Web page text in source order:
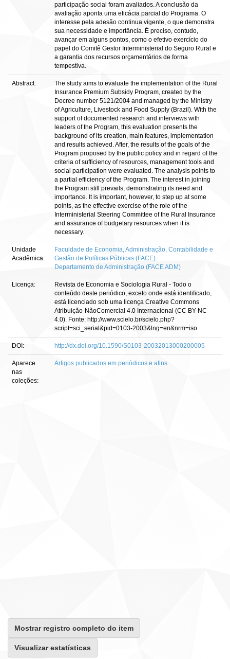
participação social foram avaliados. A conclusão da
avaliação aponta uma eficácia parcial do Programa. O
interesse pela adesão continua vigente, o que demonstra
sua necessidade e importância. É preciso, contudo,
avançar em alguns pontos, como o efetivo exercício do
papel do Comitê Gestor Interministerial do Seguro Rural e
a garantia dos recursos orçamentários de forma
tempestiva.
Abstract:
The study aims to evaluate the implementation of the Rural
Insurance Premium Subsidy Program, created by the
Decree number 5121/2004 and managed by the Ministry
of Agriculture, Livestock and Food Supply (Brazil). With the
support of documented research and interviews with
leaders of the Program, this evaluation presents the
background of its creation, main features, implementation
and results achieved. After, the results of the goals of the
Program proposed by the public policy and in regard of the
criteria of sufficiency of resources, management tools and
social participation were evaluated. The analysis points to
a partial efficiency of the Program. The interest in joining
the Program still prevails, demonstrating its need and
importance. It is important, however, to step up at some
points, as the effective exercise of the role of the
Interministerial Steering Committee of the Rural Insurance
and assurance of budgetary resources when it is
necessary.
Unidade
Acadêmica:
Faculdade de Economia, Administração, Contabilidade e
Gestão de Políticas Públicas (FACE)
Departamento de Administração (FACE ADM)
Licença:
Revista de Economia e Sociologia Rural - Todo o
conteúdo deste periódico, exceto onde está identificado,
está licenciado sob uma licença Creative Commons
Atribuição-NãoComercial 4.0 Internacional (CC BY-NC
4.0). Fonte: http://www.scielo.br/scielo.php?
script=sci_serial&pid=0103-2003&lng=en&nrm=iso
DOI: http://dx.doi.org/10.1590/S0103-20032013000200005
Aparece
nas
coleções:
Artigos publicados em periódicos e afins
Mostrar registro completo do item
Visualizar estatísticas